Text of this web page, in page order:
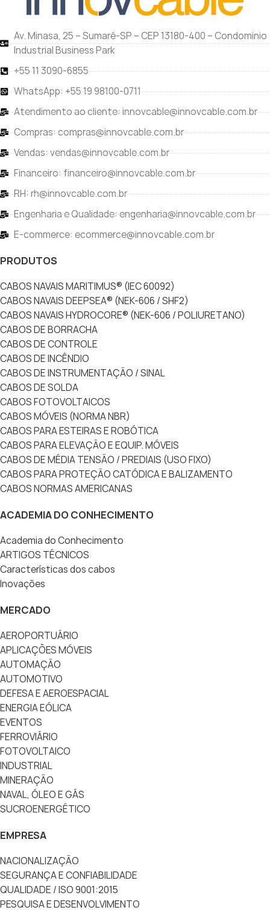
Av. Minasa, 25 – Sumaré-SP – CEP 13180-400 – Condominio
Industrial Business Park
+55 11 3090-6855
WhatsApp: +55 19 98100-0711
Atendimento ao cliente: innovcable@innovcable.com.br
Compras: compras@innovcable.com.br
Vendas: vendas@innovcable.com.br
Financeiro: financeiro@innovcable.com.br
RH: rh@innovcable.com.br
Engenharia e Qualidade: engenharia@innovcable.com.br
E-commerce: ecommerce@innovcable.com.br
PRODUTOS
CABOS NAVAIS MARITIMUS® (IEC 60092)
CABOS NAVAIS DEEPSEA® (NEK-606 / SHF2)
CABOS NAVAIS HYDROCORE® (NEK-606 / POLIURETANO)
CABOS DE BORRACHA
CABOS DE CONTROLE
CABOS DE INCÊNDIO
CABOS DE INSTRUMENTAÇÃO / SINAL
CABOS DE SOLDA
CABOS FOTOVOLTAICOS
CABOS MÓVEIS (NORMA NBR)
CABOS PARA ESTEIRAS E ROBÓTICA
CABOS PARA ELEVAÇÃO E EQUIP. MÓVEIS
CABOS DE MÉDIA TENSÃO / PREDIAIS (USO FIXO)
CABOS PARA PROTEÇÃO CATÓDICA E BALIZAMENTO
CABOS NORMAS AMERICANAS
ACADEMIA DO CONHECIMENTO
Academia do Conhecimento
ARTIGOS TÉCNICOS
Características dos cabos
Inovações
MERCADO
AEROPORTUÁRIO
APLICAÇÕES MÓVEIS
AUTOMAÇÃO
AUTOMOTIVO
DEFESA E AEROESPACIAL
ENERGIA EÓLICA
EVENTOS
FERROVIÁRIO
FOTOVOLTAICO
INDUSTRIAL
MINERAÇÃO
NAVAL, ÓLEO E GÁS
SUCROENERGÉTICO
EMPRESA
NACIONALIZAÇÃO
SEGURANÇA E CONFIABILIDADE
QUALIDADE / ISO 9001:2015
PESQUISA E DESENVOLVIMENTO